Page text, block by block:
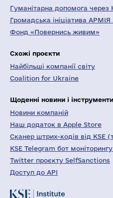
Гуманітарна допомога через
Громадська ініціатива АРМІЯ
Фонд «Повернись живим»
Схожі проєкти
Найбільші компанії світу
Coalition for Ukraine
Щоденні новини і інструменти
Новини компаній
Наш додаток в Apple Store
Сканер штрих-кодів від KSE
KSE Telegram бот
Twitter проєкту SelfSanctions
Доступ до API